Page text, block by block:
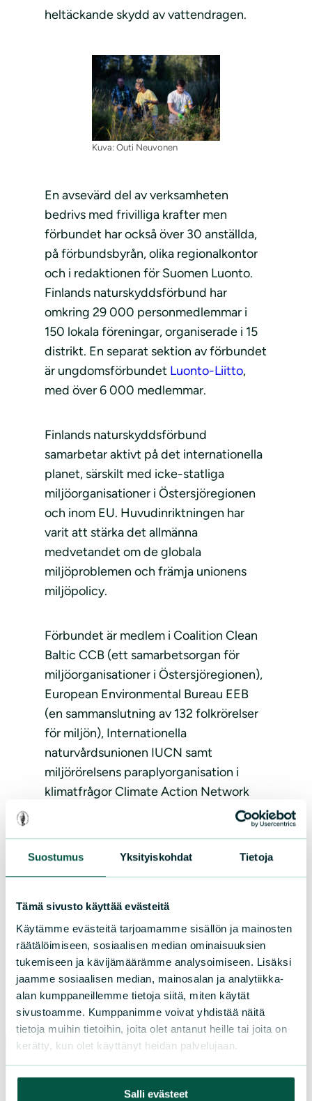
Suostumus Yksityiskohdat Tietoja
Tämä sivusto käyttää evästeitä
Käytämme evästeitä tarjoamamme sisällön ja mainosten
räätälöimiseen, sosiaalisen median ominaisuuksien
tukemiseen ja kävijämäärämme analysoimiseen. Lisäksi
jaamme sosiaalisen median, mainosalan ja analytiikka-
alan kumppaneillemme tietoja siitä, miten käytät
sivustoamme. Kumppanimme voivat yhdistää näitä
tietoja muihin tietoihin, joita olet antanut heille tai joita on
kerätty, kun olet käyttänyt heidän palvelujaan.
Salli evästeet
heltäckande skydd av vattendragen.
Kuva: Outi Neuvonen
En avsevärd del av verksamheten
bedrivs med frivilliga krafter men
förbundet har också över 30 anställda,
på förbundsbyrån, olika regionalkontor
och i redaktionen för Suomen Luonto.
Finlands naturskyddsförbund har
omkring 29 000 personmedlemmar i
150 lokala föreningar, organiserade i 15
distrikt. En separat sektion av förbundet
är ungdomsförbundet Luonto-Liitto,
med över 6 000 medlemmar.
Finlands naturskyddsförbund
samarbetar aktivt på det internationella
planet, särskilt med icke-statliga
miljöorganisationer i Östersjöregionen
och inom EU. Huvudinriktningen har
varit att stärka det allmänna
medvetandet om de globala
miljöproblemen och främja unionens
miljöpolicy.
Förbundet är medlem i Coalition Clean
Baltic CCB (ett samarbetsorgan för
miljöorganisationer i Östersjöregionen),
European Environmental Bureau EEB
(en sammanslutning av 132 folkrörelser
för miljön), Internationella
naturvårdsunionen IUCN samt
miljörörelsens paraplyorganisation i
klimatfrågor Climate Action Network
Finlands naturskyddsförbund rf
Itälahdenkatu 22 b A
Finland
Personalensemail-addresser är
förnamn.efternamn@sll.fi